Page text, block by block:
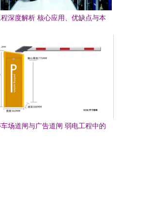
深度解析 核心应用、优缺点与本
场道闸与广告道闸 弱电工程中的